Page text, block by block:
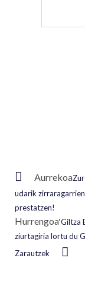
Aurrekoa
udarik
prestatzen!
Hurrengoa‘Giltza
ziurtagiria lortu du
Zarautzek